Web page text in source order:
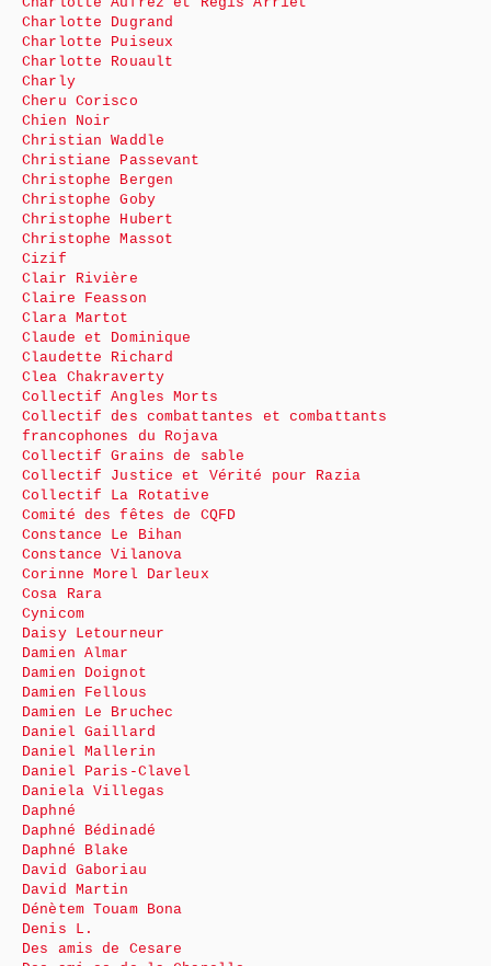
Charlotte Dugrand
Charlotte Puiseux
Charlotte Rouault
Charly
Cheru Corisco
Chien Noir
Christian Waddle
Christiane Passevant
Christophe Bergen
Christophe Goby
Christophe Hubert
Christophe Massot
Cizif
Clair Rivière
Claire Feasson
Clara Martot
Claude et Dominique
Claudette Richard
Clea Chakraverty
Collectif Angles Morts
Collectif des combattantes et combattants
francophones du Rojava
Collectif Grains de sable
Collectif Justice et Vérité pour Razia
Collectif La Rotative
Comité des fêtes de CQFD
Constance Le Bihan
Constance Vilanova
Corinne Morel Darleux
Cosa Rara
Cynicom
Daisy Letourneur
Damien Almar
Damien Doignot
Damien Fellous
Damien Le Bruchec
Daniel Gaillard
Daniel Mallerin
Daniel Paris-Clavel
Daniela Villegas
Daphné
Daphné Bédinadé
Daphné Blake
David Gaboriau
David Martin
Dénètem Touam Bona
Denis L.
Des amis de Cesare